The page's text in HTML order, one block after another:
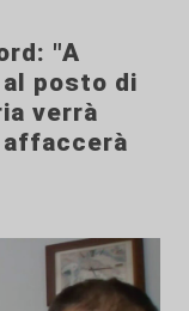
"A
al posto di
verrà
affaccerà